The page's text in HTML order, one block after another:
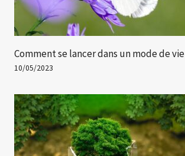
Comment se lancer dans un mode de
10/05/2023